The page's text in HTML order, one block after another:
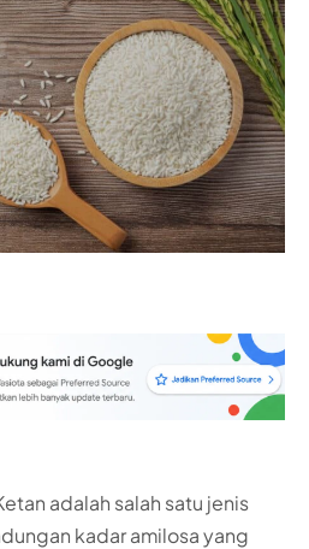
adalah salah satu jenis
kadar amilosa yang